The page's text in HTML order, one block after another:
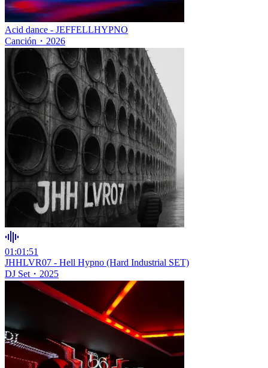
Acid dance - JEFFELLHYPNO
Canción ・ 2026
01:01:51
JHHLVR07 - Hell Hypno (Hard Industrial SET)
DJ Set ・ 2025